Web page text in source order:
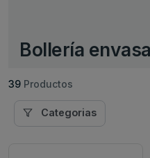
Bollería
39 Productos
Categorias